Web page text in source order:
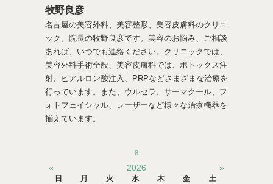
牧野良彦
名古屋の美容外科、美容整形、美容皮膚科のクリニ
ック。院長の牧野良彦です。美容のお悩み、ご相談
あれば、いつでも連絡ください。クリニックでは、
美容外科手術全般、美容皮膚科では、ボトックス注
射、ヒアルロン酸注入、PRPなどさまざまな治療を
行っています。また、ウルセラ、サーマクール、フ
ォトフェイシャル、レーザーなど様々な治療機器を
揃えています。
8
« 2026 »
日 月 火 水 木 金
土